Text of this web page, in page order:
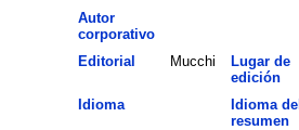
Autor
corporativo
Editorial
Mucchi
Lugar de
edición
Idioma
Idioma del
resumen